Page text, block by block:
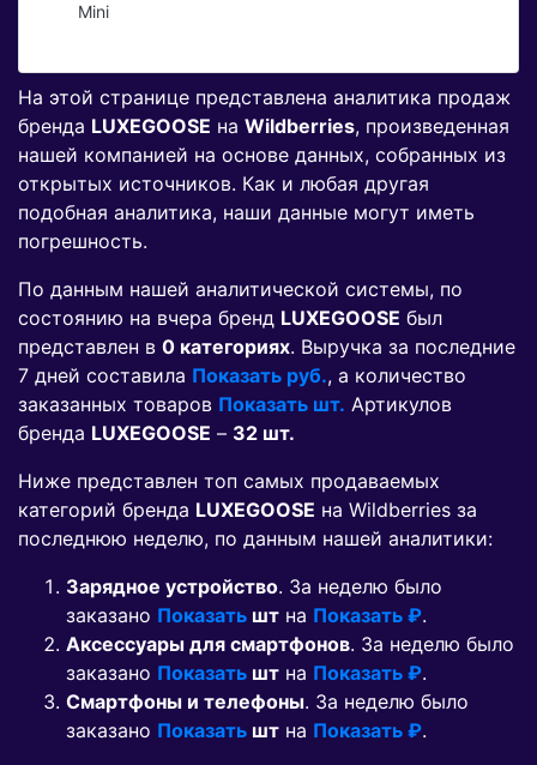
Mini
На этой странице представлена аналитика продаж
бренда LUXEGOOSE на Wildberries, произведенная
нашей компанией на основе данных, собранных из
открытых источников. Как и любая другая
подобная аналитика, наши данные могут иметь
погрешность.
По данным нашей аналитической системы, по
состоянию на вчера бренд LUXEGOOSE был
представлен в 0 категориях. Выручка за последние
7 дней составила Показать руб., а количество
заказанных товаров Показать шт. Артикулов
бренда LUXEGOOSE – 32 шт.
Ниже представлен топ самых продаваемых
категорий бренда LUXEGOOSE на Wildberries за
последнюю неделю, по данным нашей аналитики:
Зарядное устройство. За неделю было
заказано Показать шт на Показать ₽.
Аксессуары для смартфонов. За неделю было
заказано Показать шт на Показать ₽.
Смартфоны и телефоны. За неделю было
заказано Показать шт на Показать ₽.